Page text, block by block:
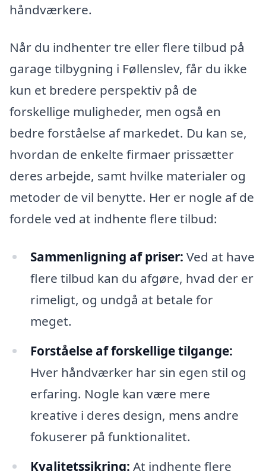
håndværkere.
Når du indhenter tre eller flere tilbud på
garage tilbygning i Føllenslev, får du ikke
kun et bredere perspektiv på de
forskellige muligheder, men også en
bedre forståelse af markedet. Du kan se,
hvordan de enkelte firmaer prissætter
deres arbejde, samt hvilke materialer og
metoder de vil benytte. Her er nogle af de
fordele ved at indhente flere tilbud:
Sammenligning af priser: Ved at have
flere tilbud kan du afgøre, hvad der er
rimeligt, og undgå at betale for
meget.
Forståelse af forskellige tilgange:
Hver håndværker har sin egen stil og
erfaring. Nogle kan være mere
kreative i deres design, mens andre
fokuserer på funktionalitet.
Kvalitetssikring: At indhente flere